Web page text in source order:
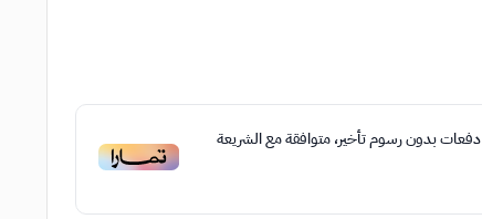
دفعات بدون رسوم تأخير، متوافقة مع الشريعة